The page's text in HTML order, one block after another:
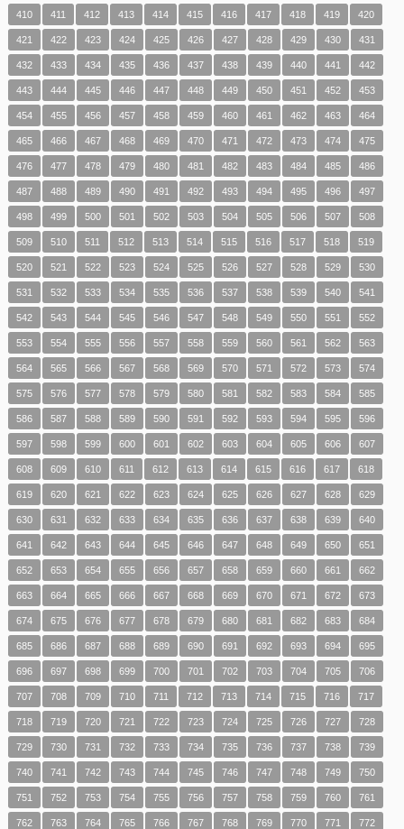
410 411 412 413 414 415 416 417 418 419 420
421 422 423 424 425 426 427 428 429 430 431
432 433 434 435 436 437 438 439 440 441 442
443 444 445 446 447 448 449 450 451 452 453
454 455 456 457 458 459 460 461 462 463 464
465 466 467 468 469 470 471 472 473 474 475
476 477 478 479 480 481 482 483 484 485 486
487 488 489 490 491 492 493 494 495 496 497
498 499 500 501 502 503 504 505 506 507 508
509 510 511 512 513 514 515 516 517 518 519
520 521 522 523 524 525 526 527 528 529 530
531 532 533 534 535 536 537 538 539 540 541
542 543 544 545 546 547 548 549 550 551 552
553 554 555 556 557 558 559 560 561 562 563
564 565 566 567 568 569 570 571 572 573 574
575 576 577 578 579 580 581 582 583 584 585
586 587 588 589 590 591 592 593 594 595 596
597 598 599 600 601 602 603 604 605 606 607
608 609 610 611 612 613 614 615 616 617 618
619 620 621 622 623 624 625 626 627 628 629
630 631 632 633 634 635 636 637 638 639 640
641 642 643 644 645 646 647 648 649 650 651
652 653 654 655 656 657 658 659 660 661 662
663 664 665 666 667 668 669 670 671 672 673
674 675 676 677 678 679 680 681 682 683 684
685 686 687 688 689 690 691 692 693 694 695
696 697 698 699 700 701 702 703 704 705 706
707 708 709 710 711 712 713 714 715 716 717
718 719 720 721 722 723 724 725 726 727 728
729 730 731 732 733 734 735 736 737 738 739
740 741 742 743 744 745 746 747 748 749 750
751 752 753 754 755 756 757 758 759 760 761
762 763 764 765 766 767 768 769 770 771 772